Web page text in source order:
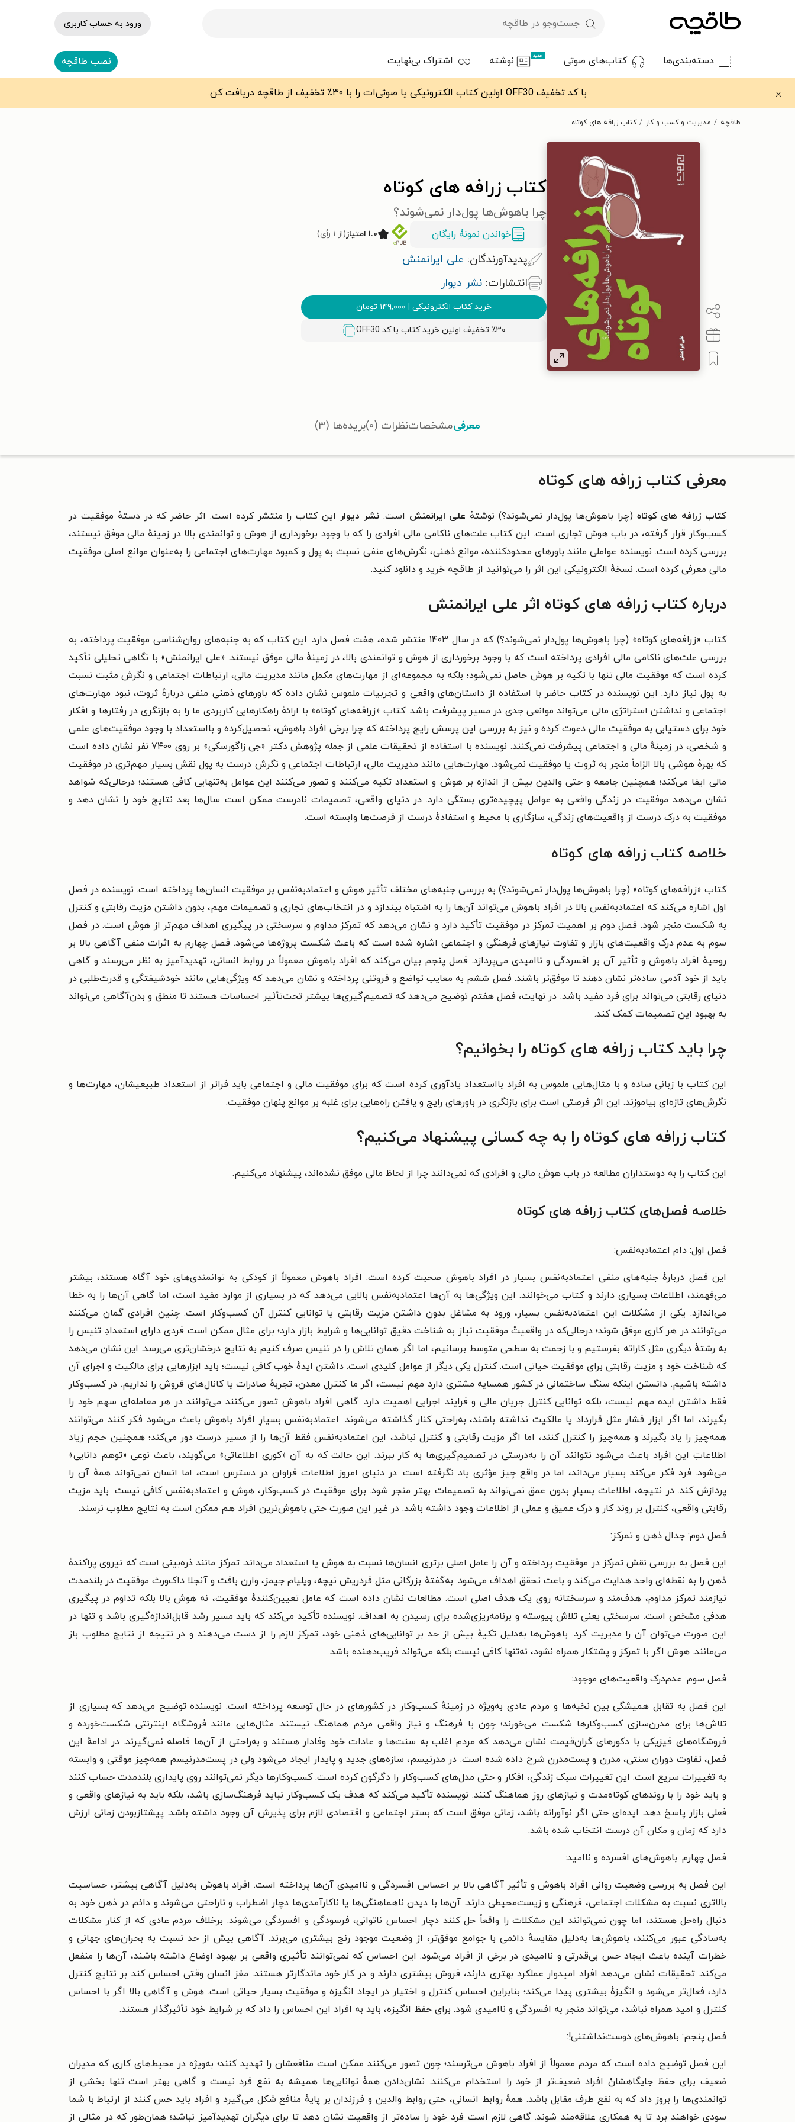
ورود به حساب کاربری
دسته‌بندی‌ها کتاب‌های صوتی جدید نوشته اشتراک بی‌نهایت نصب طاقچه
با کد تخفیف OFF30 اولین کتاب الکترونیکی یا صوتی‌ات را با ۳۰٪ تخفیف از طاقچه دریافت کن.
طاقچه مدیریت و کسب و کار کتاب زرافه های کوتاه
کتاب زرافه های کوتاه
چرا باهوش‌ها پول‌دار نمی‌شوند؟
خواندن نمونۀ رایگان ۱.۰ امتیاز (از ۱ رأی)
پدیدآورندگان: علی ایرانمنش
انتشارات: نشر دیوار
خرید کتاب الکترونیکی ۱۴۹,۰۰۰ تومان
٪۳۰ تخفیف اولین خرید کتاب با کد OFF30
معرفیمشخصاتنظرات (۰) بریده‌ها (۳)
معرفی کتاب زرافه های کوتاه
کتاب زرافه های کوتاه (چرا باهوش‌ها پول‌دار نمی‌شوند؟) نوشتهٔ علی ایرانمنش است.نشر دیوار این کتاب را منتشر کرده است. اثر حاضر که در دستهٔ موفقیت در
کسب‌وکار قرار گرفته، در بابهوش تجاریاست. این کتاب علت‌های ناکامی مالی افرادی را که با وجود برخورداری از هوش و توانمندی بالا در زمینهٔ مالی موفق نیستند،
بررسی کرده است. نویسنده عواملی مانند باورهای محدودکننده، موانع ذهنی، نگرش‌های منفی نسبت به پول و کمبود مهارت‌های اجتماعی را به‌عنوان موانع اصلی موفقیت
مالی معرفی کرده است. نسخهٔ الکترونیکی این اثر را می‌توانید از طاقچه خرید و دانلود کنید.
درباره کتاب زرافه های کوتاه اثر علی ایرانمنش
کتاب «زرافه‌های کوتاه» (چرا باهوش‌ها پول‌دار نمی‌شوند؟) که در سال ۱۴۰۳ منتشر شده، هفت فصل دارد. این کتاب که به جنبه‌های روان‌شناسی موفقیت پرداخته، به
بررسی علت‌های ناکامی مالی افرادی پرداخته است که با وجود برخورداری از هوش و توانمندی بالا، در زمینهٔ مالی موفق نیستند. «علی ایرانمنش» با نگاهی تحلیلی تأکید
کرده است که موفقیت مالی تنها با تکیه بر هوش حاصل نمی‌شود؛ بلکه به مجموعه‌ای از مهارت‌های مکمل مانند مدیریت مالی، ارتباطات اجتماعی و نگرش مثبت نسبت
به پول نیاز دارد. این نویسنده در کتاب حاضر با استفاده از داستان‌های واقعی و تجربیات ملموس نشان داده که باورهای ذهنی منفی دربارهٔ ثروت، نبود مهارت‌های
اجتماعی و نداشتن استراتژی مالی می‌تواند موانعی جدی در مسیر پیشرفت باشد. کتاب «زرافه‌های کوتاه» با ارائهٔ راهکارهایی کاربردی ما را به بازنگری در رفتارها و افکار
خود برای دستیابی به موفقیت مالی دعوت کرده و نیز به بررسی این پرسش رایج پرداخته که چرا برخی افراد باهوش، تحصیل‌کرده و بااستعداد با وجود موفقیت‌های علمی
و شخصی، در زمینهٔ مالی و اجتماعی پیشرفت نمی‌کنند. نویسنده با استفاده از تحقیقات علمی از جمله پژوهش دکتر «جی زاگورسکی» بر روی ۷۴۰۰ نفر نشان داده است
که بهرهٔ هوشی بالا الزاماً منجر به ثروت یا موفقیت نمی‌شود. مهارت‌هایی مانند مدیریت مالی، ارتباطات اجتماعی و نگرش درست به پول نقش بسیار مهم‌تری در موفقیت
مالی ایفا می‌کند؛ همچنین جامعه و حتی والدین بیش از اندازه بر هوش و استعداد تکیه می‌کنند و تصور می‌کنند این عوامل به‌تنهایی کافی هستند؛ درحالی‌که شواهد
نشان می‌دهد موفقیت در زندگی واقعی به عوامل پیچیده‌تری بستگی دارد.در دنیای واقعی، تصمیمات نادرست ممکن است سال‌ها بعد نتایج خود را نشان دهد و
موفقیت به درک درست از واقعیت‌های زندگی، سازگاری با محیط و استفادهٔ درست از فرصت‌ها وابسته است.
خلاصه کتاب زرافه های کوتاه
کتاب «زرافه‌های کوتاه» (چرا باهوش‌ها پول‌دار نمی‌شوند؟) به بررسی جنبه‌های مختلف تأثیر هوش و اعتمادبه‌نفس بر موفقیت انسان‌ها پرداخته است. نویسنده در فصل
اول اشاره می‌کند که اعتمادبه‌نفس بالا در افراد باهوش می‌تواند آن‌ها را به اشتباه بیندازد و در انتخاب‌های تجاری و تصمیمات مهم، بدون داشتن مزیت رقابتی و کنترل
به شکست منجر شود. فصل دوم بر اهمیت تمرکز در موفقیت تأکید دارد و نشان می‌دهد که تمرکز مداوم و سرسختی در پیگیری اهداف مهم‌تر از هوش است. در فصل
سوم به عدم درک واقعیت‌های بازار و تفاوت نیازهای فرهنگی و اجتماعی اشاره شده است که باعث شکست پروژه‌ها می‌شود. فصل چهارم به اثرات منفی آگاهی بالا بر
روحیهٔ افراد باهوش و تأثیر آن بر افسردگی و ناامیدی می‌پردازد. فصل پنجم بیان می‌کند که افراد باهوش معمولاً در روابط انسانی، تهدیدآمیز به نظر می‌رسند و گاهی
باید از خود آدمی ساده‌تر نشان دهند تا موفق‌تر باشند. فصل ششم به معایب تواضع و فروتنی پرداخته و نشان می‌دهد که ویژگی‌هایی مانند خودشیفتگی و قدرت‌طلبی در
دنیای رقابتی می‌تواند برای فرد مفید باشد. در نهایت، فصل هفتم توضیح می‌دهد که تصمیم‌گیری‌ها بیشتر تحت‌تأثیر احساسات هستند تا منطق و بدن‌آگاهی می‌تواند
به بهبود این تصمیمات کمک کند.
چرا باید کتاب زرافه های کوتاه را بخوانیم؟
این کتاب با زبانی ساده و با مثال‌هایی ملموس به افراد بااستعداد یادآوری کرده است که برای موفقیت مالی و اجتماعی باید فراتر از استعداد طبیعیشان، مهارت‌ها و
نگرش‌های تازه‌ای بیاموزند. این اثر فرصتی است برای بازنگری در باورهای رایج و یافتن راه‌هایی برای غلبه بر موانع پنهان موفقیت.
کتاب زرافه های کوتاه را به چه کسانی پیشنهاد می‌کنیم؟
این کتاب را به دوستداران مطالعه در باب هوش مالی و افرادی که نمی‌دانند چرا از لحاظ مالی موفق نشده‌اند، پیشنهاد می‌کنیم.
خلاصه فصل‌های کتاب زرافه های کوتاه
فصل اول: دام اعتمادبه‌نفس:
این فصل دربارهٔ جنبه‌های منفی اعتمادبه‌نفس بسیار در افراد باهوش صحبت کرده است. افراد باهوش معمولاً از کودکی به توانمندی‌های خود آگاه هستند، بیشتر
می‌فهمند، اطلاعات بسیاری دارند و کتاب می‌خوانند. این ویژگی‌ها به آن‌ها اعتمادبه‌نفس بالایی می‌دهد که در بسیاری از موارد مفید است، اما گاهی آن‌ها را به خطا
می‌اندازد. یکی از مشکلات این اعتمادبه‌نفس بسیار، ورود به مشاغل بدون داشتن مزیت رقابتی یا توانایی کنترل آن کسب‌وکار است. چنین افرادی گمان می‌کنند
می‌توانند در هر کاری موفق شوند؛ درحالی‌که در واقعیتْ موفقیت نیاز به شناخت دقیق توانایی‌ها و شرایط بازار دارد؛ برای مثال ممکن است فردی دارای استعدادِ تنیس را
به رشتهٔ دیگری مثل کاراته بفرستیم و با زحمت به سطحی متوسط برسانیم، اما اگر همان تلاش را در تنیس صرف کنیم به نتایج درخشان‌تری می‌رسد. این نشان می‌دهد
که شناخت خود و مزیت رقابتی برای موفقیت حیاتی است.کنترل یکی دیگر از عوامل کلیدی است. داشتن ایدهٔ خوب کافی نیست؛ باید ابزارهایی برای مالکیت و اجرای آن
داشته باشیم. دانستن اینکه سنگ ساختمانی در کشور همسایه مشتری دارد مهم نیست، اگر ما کنترل معدن، تجربهٔ صادرات یا کانال‌های فروش را نداریم. در کسب‌وکار
فقط داشتن ایده مهم نیست، بلکه توانایی کنترل جریان مالی و فرایند اجرایی اهمیت دارد.گاهی افراد باهوش تصور می‌کنند می‌توانند در هر معامله‌ای سهم خود را
بگیرند، اما اگر ابزار فشار مثل قرارداد یا مالکیت نداشته باشند، به‌راحتی کنار گذاشته می‌شوند. اعتمادبه‌نفس بسیارِ افراد باهوش باعث می‌شود فکر کنند می‌توانند
همه‌چیز را یاد بگیرند و همه‌چیز را کنترل کنند، اما اگر مزیت رقابتی و کنترل نباشد، این اعتمادبه‌نفس فقط آن‌ها را از مسیر درست دور می‌کند؛ همچنین حجم زیاد
اطلاعاتِ این افراد باعث می‌شود نتوانند آن را به‌درستی در تصمیم‌گیری‌ها به کار ببرند. این حالت که به آن «کوری اطلاعاتی» می‌گویند، باعث نوعی «توهم دانایی»
می‌شود. فرد فکر می‌کند بسیار می‌داند، اما در واقع چیز مؤثری یاد نگرفته است. در دنیای امروز اطلاعات فراوان در دسترس است، اما انسان نمی‌تواند همهٔ آن را
پردازش کند. در نتیجه، اطلاعات بسیارِ بدون عمق نمی‌تواند به تصمیمات بهتر منجر شود. برای موفقیت در کسب‌وکار، هوش و اعتمادبه‌نفس کافی نیست. باید مزیت
رقابتی واقعی، کنترل بر روند کار و درک عمیق و عملی از اطلاعات وجود داشته باشد. در غیر این صورت حتی باهوش‌ترین افراد هم ممکن است به نتایج مطلوب نرسند.
فصل دوم: جدال ذهن و تمرکز:
این فصل به بررسی نقش تمرکز در موفقیت پرداخته و آن را عامل اصلی برتری انسان‌ها نسبت به هوش یا استعداد می‌داند. تمرکز مانند ذره‌بینی است که نیروی پراکندهٔ
ذهن را به نقطه‌ای واحد هدایت می‌کند و باعث تحقق اهداف می‌شود. به‌گفتهٔ بزرگانی مثل فردریش نیچه، ویلیام جیمز، وارن بافت و آنجلا داک‌ورث موفقیت در بلندمدت
نیازمند تمرکز مداوم، هدف‌مند و سرسختانه روی یک هدف اصلی است. مطالعات نشان داده است که عامل تعیین‌کنندهٔ موفقیت، نه هوش بالا بلکه تداوم در پیگیری
هدفی مشخص است. سرسختی یعنی تلاش پیوسته و برنامه‌ریزی‌شده برای رسیدن به اهداف. نویسنده تأکید می‌کند که باید مسیر رشد قابل‌اندازه‌گیری باشد و تنها در
این صورت می‌توان آن را مدیریت کرد. باهوش‌ها به‌دلیل تکیهٔ بیش از حد بر توانایی‌های ذهنی خود، تمرکز لازم را از دست می‌دهند و در نتیجه از نتایج مطلوب باز
می‌مانند. هوش اگر با تمرکز و پشتکار همراه نشود، نه‌تنها کافی نیست بلکه می‌تواند فریب‌دهنده باشد.
فصل سوم: عدم‌درک واقعیت‌های موجود:
این فصل به تقابل همیشگی بین نخبه‌ها و مردم عادی به‌ویژه در زمینهٔ کسب‌وکار در کشورهای در حال توسعه پرداخته است. نویسنده توضیح می‌دهد که بسیاری از
تلاش‌ها برای مدرن‌سازی کسب‌وکارها شکست می‌خورند؛ چون با فرهنگ و نیاز واقعی مردم هماهنگ نیستند. مثال‌هایی مانند فروشگاه اینترنتی شکست‌خورده و
فروشگاه‌های فیزیکی با دکورهای گران‌قیمت نشان می‌دهد که مردم اغلب به سنت‌ها و عادات خود وفادار هستند و به‌راحتی از آن‌ها فاصله نمی‌گیرند. در ادامهٔ این
فصل، تفاوت دوران سنتی، مدرن و پست‌مدرن شرح داده شده است. در مدرنیسم، سازه‌های جدید و پایدار ایجاد می‌شود ولی در پست‌مدرنیسم همه‌چیز موقتی و وابسته
به تغییرات سریع است. این تغییرات سبک زندگی، افکار و حتی مدل‌های کسب‌وکار را دگرگون کرده است. کسب‌وکارها دیگر نمی‌توانند روی پایداری بلندمدت حساب کنند
و باید خود را با روندهای کوتاه‌مدت و نیازهای روز هماهنگ کنند. نویسنده تأکید می‌کند که هدف یک کسب‌وکار نباید فرهنگ‌سازی باشد، بلکه باید به نیازهای واقعی و
فعلی بازار پاسخ دهد. ایده‌ای حتی اگر نوآورانه باشد، زمانی موفق است که بستر اجتماعی و اقتصادی لازم برای پذیرش آن وجود داشته باشد. پیشتازبودن زمانی ارزش
دارد که زمان و مکان آن درست انتخاب شده باشد.
فصل چهارم: باهوش‌های افسرده و ناامید:
این فصل به بررسی وضعیت روانی افراد باهوش و تأثیر آگاهی بالا بر احساس افسردگی و ناامیدی آن‌ها پرداخته است. افراد باهوش به‌دلیل آگاهی بیشتر، حساسیت
بالاتری نسبت به مشکلات اجتماعی، فرهنگی و زیست‌محیطی دارند. آن‌ها با دیدن ناهماهنگی‌ها یا ناکارآمدی‌ها دچار اضطراب و ناراحتی می‌شوند و دائم در ذهن خود به
دنبال راه‌حل هستند، اما چون نمی‌توانند این مشکلات را واقعاً حل کنند دچار احساس ناتوانی، فرسودگی و افسردگی می‌شوند. برخلاف مردم عادی که از کنار مشکلات
به‌سادگی عبور می‌کنند، باهوش‌ها به‌دلیل مقایسهٔ دائمی با جوامع موفق‌تر، از وضعیت موجود رنج بیشتری می‌برند.آگاهی بیش از حد نسبت به بحران‌های جهانی و
خطرات آینده باعث ایجاد حس بی‌قدرتی و ناامیدی در برخی از افراد می‌شود. این احساس که نمی‌توانند تأثیری واقعی بر بهبود اوضاع داشته باشند، آن‌ها را منفعل
می‌کند.تحقیقات نشان می‌دهد افراد امیدوار عملکرد بهتری دارند، فروش بیشتری دارند و در کار خود ماندگارتر هستند. مغز انسان وقتی احساس کند بر نتایج کنترل
دارد، فعال‌تر می‌شود و انگیزهٔ بیشتری پیدا می‌کند؛ بنابراین احساس کنترل و اختیار در ایجاد انگیزه و موفقیت بسیار حیاتی است.هوش و آگاهی بالا اگر با احساس
کنترل و امید همراه نباشد، می‌تواند منجر به افسردگی و ناامیدی شود. برای حفظ انگیزه، باید به افراد این احساس را داد که بر شرایط خود تأثیرگذار هستند.
فصل پنجم: باهوش‌های دوست‌نداشتنی!:
این فصل توضیح داده است که مردم معمولاً از افراد باهوش می‌ترسند؛ چون تصور می‌کنند ممکن است منافعشان را تهدید کنند؛ به‌ویژه در محیط‌های کاری که مدیران
ضعیف برای حفظ جایگاهشانْ افراد ضعیف‌تر از خود را استخدام می‌کنند. نشان‌دادن همهٔ توانایی‌ها همیشه به نفع فرد نیست و گاهی بهتر است تنها بخشی از
توانمندی‌ها را بروز داد که به نفع طرف مقابل باشد. همهٔ روابط انسانی، حتی روابط والدین و فرزندان بر پایهٔ منافع شکل می‌گیرد و افراد باید حس کنند از ارتباط با شما
سودی خواهند برد تا به همکاری علاقه‌مند شوند. گاهی لازم است فرد خود را ساده‌تر از واقعیت نشان دهد تا برای دیگران تهدیدآمیز نباشد؛ همان‌طور که در مثالی از